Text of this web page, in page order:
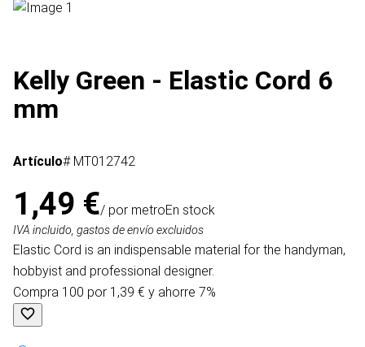
Kelly Green - Elastic Cord 6
mm
Artículo# MT012742
1,49 €/ por metroEn stock
IVA incluido, gastos de envío excluidos
Elastic Cord is an indispensable material for the handyman,
hobbyist and professional designer.
Compra 100 por 1,39 € y ahorre 7%